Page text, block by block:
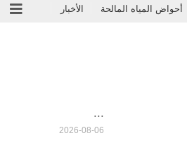
أحواض المياه المالحة الأخبار
...
2026-08-06